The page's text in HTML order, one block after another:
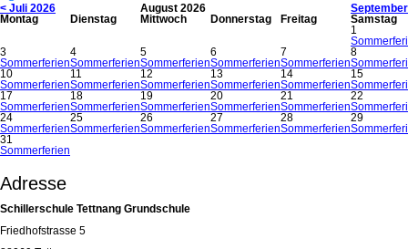
< Juli 2026 August 2026
Montag
Dienstag Mittwoch Donnerstag Freitag
Samstag
1
3
Sommerferien
4
Sommerferien
5
Sommerferien
6
Sommerferien
7
Sommerferien
8
10
Sommerferien
11
Sommerferien
12
Sommerferien
13
Sommerferien
14
Sommerferien
15
17
Sommerferien
18
Sommerferien
19
Sommerferien
20
Sommerferien
21
Sommerferien
22
24
Sommerferien
25
Sommerferien
26
Sommerferien
27
Sommerferien
28
Sommerferien
29
31
Sommerferien
Adresse
Schillerschule Tettnang Grundschule
Friedhofstrasse 5